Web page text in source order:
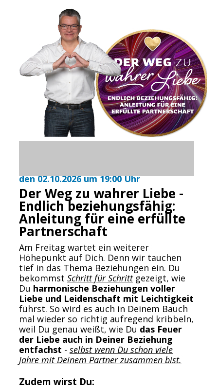
den 02.10.2026 um 19:00 Uhr
Der Weg zu wahrer Liebe -
Endlich beziehungsfähig:
Anleitung für eine erfüllte
Partnerschaft
Am Freitag wartet ein weiterer
Höhepunkt auf Dich. Denn wir tauchen
tief in das Thema Beziehungen ein. Du
bekommst Schritt für Schrittgezeigt, wie
Du harmonische Beziehungen voller
Liebe und Leidenschaft mit Leichtigkeit
führst. So wird es auch in Deinem Bauch
mal wieder so richtig aufregend kribbeln,
weil Du genau weißt, wie Du das Feuer
der Liebe auch in Deiner Beziehung
entfachst - selbst wenn Du schon viele
Jahre mit Deinem Partner zusammen bist.
Zudem wirst Du: